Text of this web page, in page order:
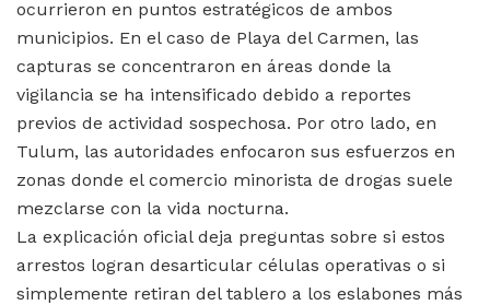
ocurrieron en puntos estratégicos de ambos
municipios. En el caso de Playa del Carmen, las
capturas se concentraron en áreas donde la
vigilancia se ha intensificado debido a reportes
previos de actividad sospechosa. Por otro lado, en
Tulum, las autoridades enfocaron sus esfuerzos en
zonas donde el comercio minorista de drogas suele
mezclarse con la vida nocturna.
La explicación oficial deja preguntas sobre si estos
arrestos logran desarticular células operativas o si
simplemente retiran del tablero a los eslabones más